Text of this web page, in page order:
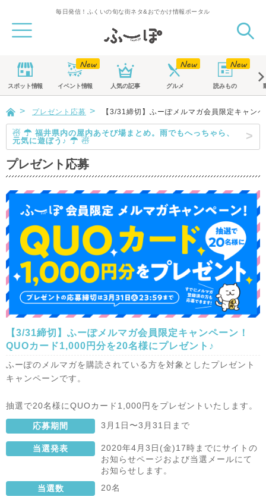
毎日発信！ふくいの旬な街ネタ&おでかけ情報ポータル
スポット情報 イベント情報 人気の記事 グルメ 読みもの
プレゼント応募 【3/31締切】ふーぽメルマガ会員限定キャン
☃ ☂ 福井県内の屋内あそび場まとめ。雨でもへっちゃら、
元気に遊ぼう♪ ☂ ☃
プレゼント応募
【3/31締切】ふーぽメルマガ会員限定キャンペーン！
QUOカード1,000円分を20名様にプレゼント♪
ふーぽのメルマガを購読されている方を対象としたプレゼント
キャンペーンです。
抽選で20名様にQUOカード1,000円をプレゼントいたします。
応募期間 3月1日〜3月31日まで
当選発表
2020年4月3日(金)17時までにサイトの
お知らせページおよび当選メールにて
お知らせします。
当選数
20名